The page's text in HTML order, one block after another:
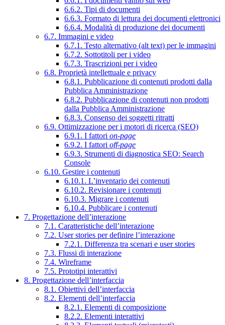
6.6.2. Tipi di documenti
6.6.3. Formato di lettura dei documenti elettronici
6.6.4. Modalità di produzione dei documenti
6.7. Immagini e video
6.7.1. Testo alternativo (alt text) per le immagini
6.7.2. Sottotitoli per i video
6.7.3. Trascrizioni per i video
6.8. Proprietà intellettuale e privacy
6.8.1. Pubblicazione di contenuti prodotti dalla
Pubblica Amministrazione
6.8.2. Pubblicazione di contenuti non prodotti
dalla Pubblica Amministrazione
6.8.3. Consenso dei soggetti ritratti
6.9. Ottimizzazione per i motori di ricerca (SEO)
6.9.1. I fattori on-page
6.9.2. I fattori off-page
6.9.3. Strumenti di diagnostica SEO: Search
Console
6.10. Gestire i contenuti
6.10.1. L’inventario dei contenuti
6.10.2. Revisionare i contenuti
6.10.3. Migrare i contenuti
6.10.4. Pubblicare i contenuti
7. Progettazione dell’interazione
7.1. Caratteristiche dell’interazione
7.2. User stories per definire l’interazione
7.2.1. Differenza tra scenari e user stories
7.3. Flussi di interazione
7.4. Wireframe
7.5. Prototipi interattivi
8. Progettazione dell’interfaccia
8.1. Obiettivi dell’interfaccia
8.2. Elementi dell’interfaccia
8.2.1. Elementi di composizione
8.2.2. Elementi interattivi